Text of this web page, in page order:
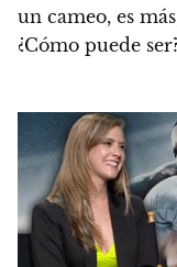
un cameo, es
¿Cómo puede